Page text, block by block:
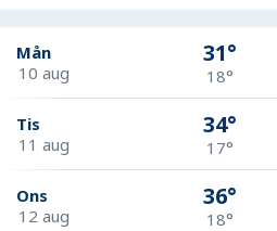
Mån
10 aug
31°
18°
Tis
11 aug
34°
17°
Ons
12 aug
36°
18°